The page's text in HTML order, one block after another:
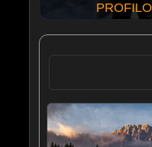
PROFILO